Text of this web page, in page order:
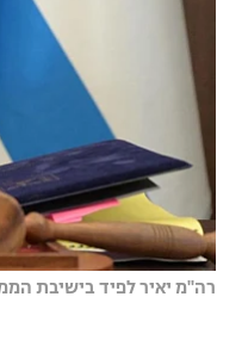
רה''מ יאיר לפיד בישיבת